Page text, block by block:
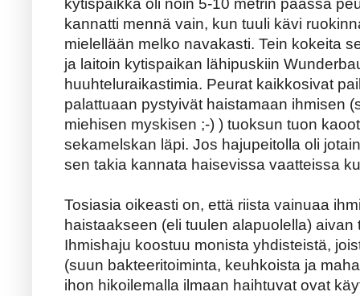
kytispaikka oli noin 5-10 metrin päässä
kannatti mennä vain, kun tuuli kävi
mielellään melko navakasti. Tein kokeita
ja laitoin kytispaikan lähipuskiin
huuhteluraikastimia. Peurat kaikkosivat
palattuaan pystyivät haistamaan ihmisen
miehisen myskisen ;-) ) tuoksun tuon
sekamelskan läpi. Jos hajupeitolla oli
sen takia kannata haisevissa vaatteissa
Tosiasia oikeasti on, että riista vainuaa
haistaakseen (eli tuulen alapuolella)
Ihmishaju koostuu monista yhdisteistä,
(suun bakteeritoiminta, keuhkoista ja
ihon hikoilemalla ilmaan haihtuvat ovat